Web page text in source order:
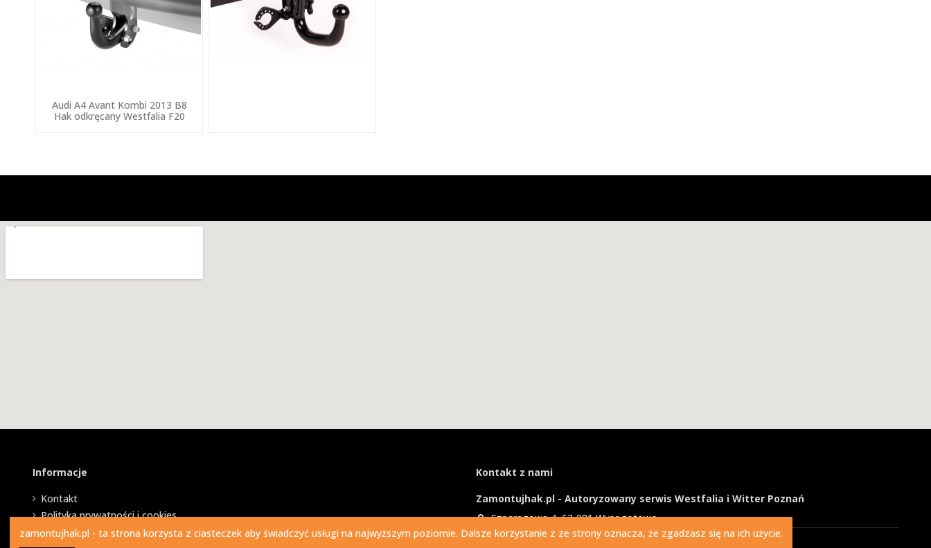
Audi A4 Avant Kombi 2013 B8
Hak odkręcany Westfalia F20
Informacje
Kontakt
Polityka prywatności i cookies
Kontakt z nami
Zamontujhak.pl - Autoryzowany serwis Westfalia i Witter Poznań
Szparagowa 4, 62-081 Wysogotowo
730 037 037
zamontujhak.pl - ta strona korzysta z ciasteczek aby świadczyć usługi na najwyższym poziomie. Dalsze korzystanie z ze strony oznacza, że zgadzasz się na ich użycie.